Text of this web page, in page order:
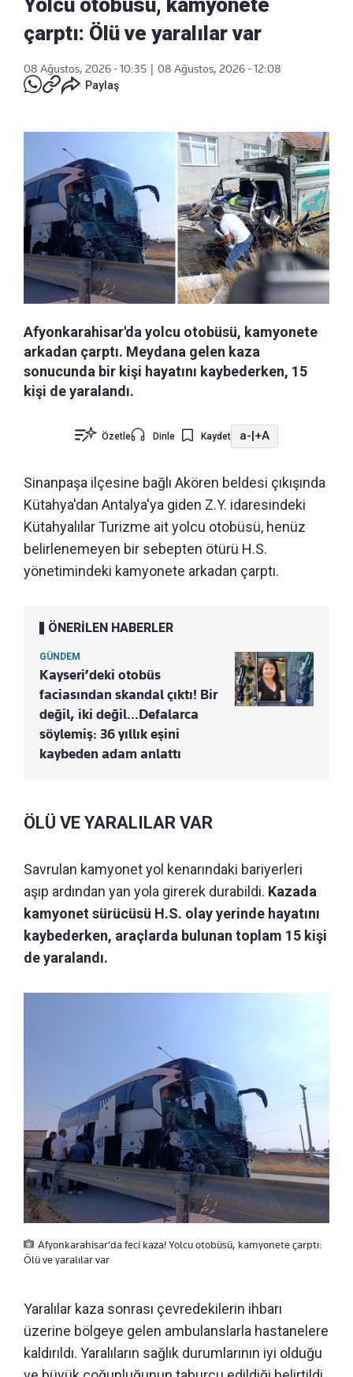
çarptı: Ölü ve yaralılar var
08 Ağustos, 2026 - 10:35 | 08 Ağustos, 2026 - 12:08
Paylaş
Afyonkarahisar'da yolcu otobüsü, kamyonete
arkadan çarptı. Meydana gelen kaza
sonucunda bir kişi hayatını kaybederken, 15
kişi de yaralandı.
Özetle Dinle Kaydet a-|+A
Sinanpaşa ilçesine bağlı Akören beldesi çıkışında
Kütahya'dan Antalya'ya giden Z.Y. idaresindeki
Kütahyalılar Turizme ait yolcu otobüsü, henüz
belirlenemeyen bir sebepten ötürü H.S.
yönetimindeki kamyonete arkadan çarptı.
ÖNERİLEN HABERLER
GÜNDEM
Kayseri’deki otobüs
faciasından skandal çıktı! Bir
değil, iki değil…Defalarca
söylemiş: 36 yıllık eşini
kaybeden adam anlattı
ÖLÜ VE YARALILAR VAR
Savrulan kamyonet yol kenarındaki bariyerleri
aşıp ardından yan yola girerek durabildi. Kazada
kamyonet sürücüsü H.S. olay yerinde hayatını
kaybederken, araçlarda bulunan toplam 15 kişi
de yaralandı.
Afyonkarahisar'da feci kaza! Yolcu otobüsü, kamyonete çarptı:
Ölü ve yaralılar var
Yaralılar kaza sonrası çevredekilerin ihbarı
üzerine bölgeye gelen ambulanslarla hastanelere
kaldırıldı. Yaralıların sağlık durumlarının iyi olduğu